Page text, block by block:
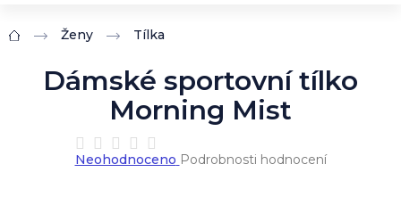
Domů Ženy Tílka
Dámské sportovní tílko
Morning Mist
Průměrné
hodnocení
Neohodnoceno Podrobnosti hodnocení